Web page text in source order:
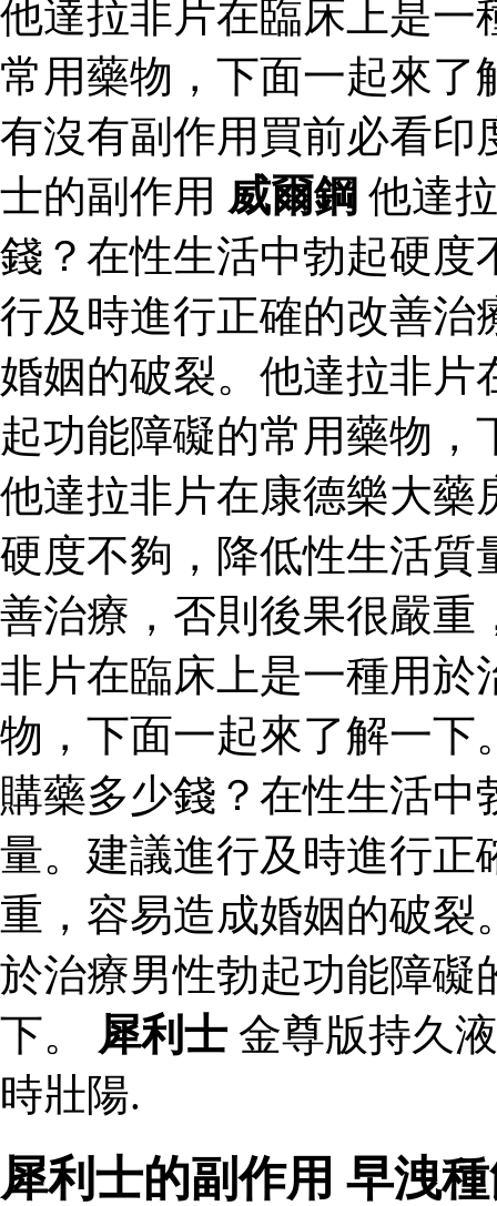
他達拉非片在臨床上是一
常用藥物，下面一起來
有沒有副作用買前必看
士的副作用 威爾鋼 他達
錢？在性生活中勃起硬度
行及時進行正確的改善治
婚姻的破裂。他達拉非片
起功能障礙的常用藥物
他達拉非片在康德樂大藥
硬度不夠，降低性生活質
善治療，否則後果很嚴重
非片在臨床上是一種用於
物，下面一起來了解一下
購藥多少錢？在性生活
量。建議進行及時進行正
重，容易造成婚姻的破裂
於治療男性勃起功能障礙
下。 犀利士 金尊版持久
時壯陽.
犀利士的副作用 早洩